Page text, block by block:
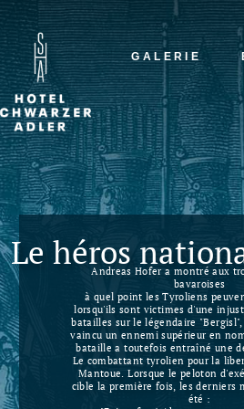
GALERIE
LA
Andreas Hofer a montré aux
bavaroises
à quel point les Tyroliens
lorsqu'ils sont victimes d'une
batailles sur le légendaire
vaincu un ennemi supérieur en
bataille a toutefois entraîné une
Le combattant tyrolien pour la
Mantoue. Lorsque le peloton
cible la première fois, les derniers
été :
Le héros